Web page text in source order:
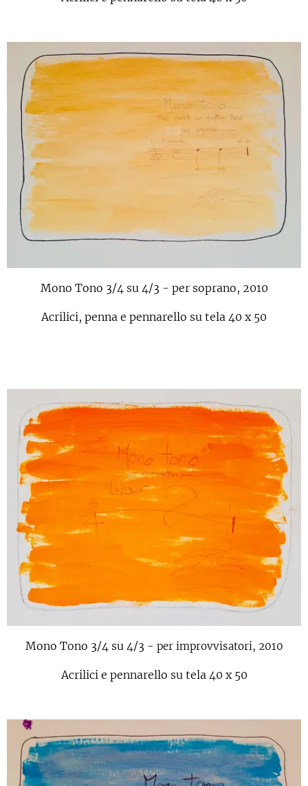
Mono Tono 3/4 su 4/3 - per soprano, 2010
Acrilici, penna e pennarello su tela 40 x 50
Mono Tono 3/4 su 4/3 - per improvvisatori, 2010
Acrilici e pennarello su tela 40 x 50